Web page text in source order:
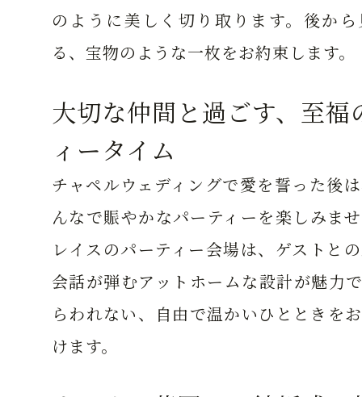
のように美しく切り取ります。後か
る、宝物のような一枚をお約束します。
大切な仲間と過ごす、至福
ィータイム
チャペルウェディングで愛を誓った後
んなで賑やかなパーティーを楽しみま
レイスのパーティー会場は、ゲストと
会話が弾むアットホームな設計が魅力
らわれない、自由で温かいひとときを
けます。